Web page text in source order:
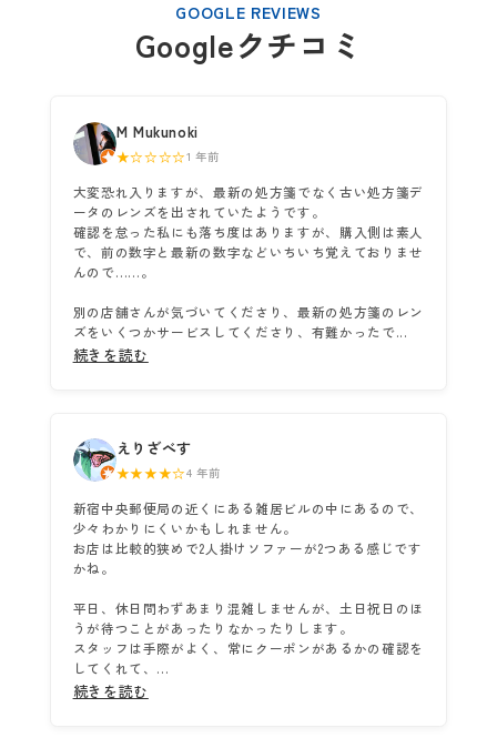
GOOGLE REVIEWS
Googleクチコミ
M Mukunoki
★☆☆☆☆1 年前
大変恐れ入りますが、最新の処方箋でなく古い処方箋デ
ータのレンズを出されていたようです。
確認を怠った私にも落ち度はありますが、購入側は素人
で、前の数字と最新の数字などいちいち覚えておりませ
んので……。
別の店舗さんが気づいてくださり、最新の処方箋のレン
ズをいくつかサービスしてくださり、有難かったで...
続きを読む
えりざべす
★★★★☆4 年前
新宿中央郵便局の近くにある雑居ビルの中にあるので、
少々わかりにくいかもしれません。
お店は比較的狭めで2人掛けソファーが2つある感じです
かね。
平日、休日問わずあまり混雑しませんが、土日祝日のほ
うが待つことがあったりなかったりします。
スタッフは手際がよく、常にクーポンがあるかの確認を
してくれて、...
続きを読む